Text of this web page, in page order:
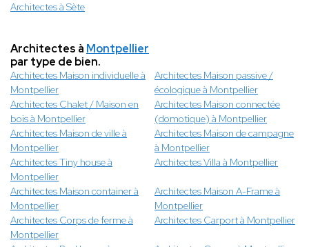
Architectes à Sète
Architectes à Montpellier
par type de bien.
Architectes Maison individuelle à
Montpellier
Architectes Maison passive /
écologique à Montpellier
Architectes Chalet / Maison en
bois à Montpellier
Architectes Maison connectée
(domotique) à Montpellier
Architectes Maison de ville à
Montpellier
Architectes Maison de campagne
à Montpellier
Architectes Tiny house à
Montpellier
Architectes Villa à Montpellier
Architectes Maison container à
Montpellier
Architectes Maison A-Frame à
Montpellier
Architectes Corps de ferme à
Montpellier
Architectes Carport à Montpellier